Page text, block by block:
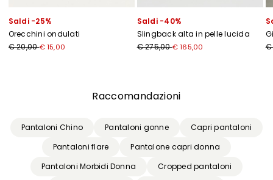
Saldi -25%
Orecchini ondulati
€ 20,00€ 15,00
Saldi -40%
Slingback alta in pelle lucida
€ 275,00€ 165,00
€
Raccomandazioni
Pantaloni Chino Pantaloni gonne
Capri pantaloni
Pantaloni flare
Pantalone capri donna
Pantaloni Morbidi Donna
Cropped pantaloni